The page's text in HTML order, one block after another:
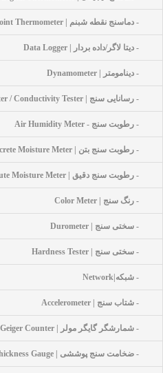
- دماسنج نقطه شبنم | Dew Point Thermometer
- دیتا لاگر/داده بردار | Data Logger
- دینامومتر | Dynamometer
- رسانایی سنج | Conductivity Meter / Conductivity Tester
- رطوبت سنج - Air Humidity Meter
- رطوبت سنج بتن | Concrete Moisture Meter
- رطوبت سنج دقیق | Absolute Moisture Meter
- رنگ سنج | Color Meter
- سختی سنج | Durometer
- سختی سنج | Hardness Tester
- شبکه|network
- شتاب سنج | Accelerometer
- شمارشگر گایگر مولر | Geiger Counter
- ضخامت سنج پوششی | Coating Thickness Gauge